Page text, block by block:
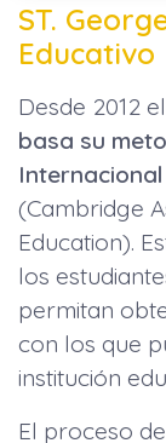
ST.
Educativo
Desde 2012
basa su
(Cambridge
Education).
los
permitan
con los que
institución
El proceso